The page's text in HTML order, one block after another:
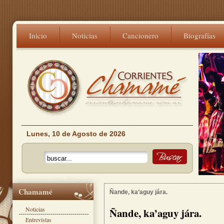
Inicio Noticias Cancionero Biografías
Lunes, 10 de Agosto de 2026
Ñande, ka’aguy jára.
Ñande, ka’aguy jára.
Chamamé
Noticias
Entrevistas